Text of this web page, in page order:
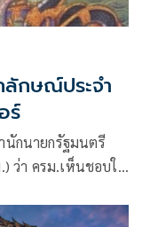
ลักษณ์ประจำ
ร์
นักนายกรัฐมนตรี
ว่า ครม.เห็นชอบให้
เกิดการเรียนรู้